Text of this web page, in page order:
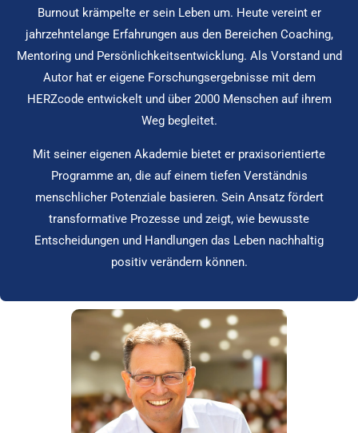
Burnout krämpelte er sein Leben um. Heute vereint er
jahrzehntelange Erfahrungen aus den Bereichen Coaching,
Mentoring und Persönlichkeitsentwicklung. Als Vorstand und
Autor hat er eigene Forschungsergebnisse mit dem
HERZcode entwickelt und über 2000 Menschen auf ihrem
Weg begleitet.
Mit seiner eigenen Akademie bietet er praxisorientierte
Programme an, die auf einem tiefen Verständnis
menschlicher Potenziale basieren. Sein Ansatz fördert
transformative Prozesse und zeigt, wie bewusste
Entscheidungen und Handlungen das Leben nachhaltig
positiv verändern können.